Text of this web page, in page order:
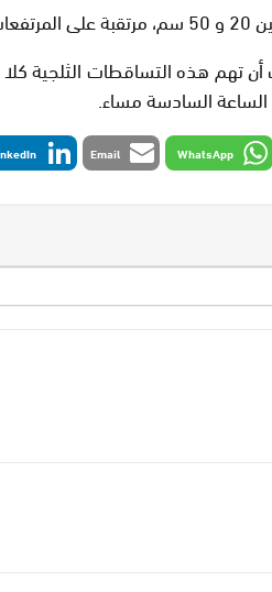
هذه التساقطات الثلجية كلا
الساعة السادسة مساء.
WhatsApp
Email